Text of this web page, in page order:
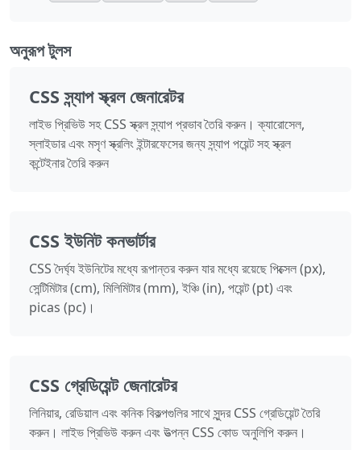
অনুরূপ টুলস
CSS স্ন্যাপ স্ক্রল জেনারেটর
লাইভ প্রিভিউ সহ CSS স্ক্রল স্ন্যাপ প্রভাব তৈরি করুন। ক্যারোসেল,
স্লাইডার এবং মসৃণ স্ক্রলিং ইন্টারফেসের জন্য স্ন্যাপ পয়েন্ট সহ স্ক্রল
কন্টেইনার তৈরি করুন
CSS ইউনিট কনভার্টার
CSS দৈর্ঘ্য ইউনিটের মধ্যে রূপান্তর করুন যার মধ্যে রয়েছে পিক্সেল (px),
সেন্টিমিটার (cm), মিলিমিটার (mm), ইঞ্চি (in), পয়েন্ট (pt) এবং
picas (pc)।
CSS গ্রেডিয়েন্ট জেনারেটর
লিনিয়ার, রেডিয়াল এবং কনিক বিকল্পগুলির সাথে সুন্দর CSS গ্রেডিয়েন্ট তৈরি
করুন। লাইভ প্রিভিউ করুন এবং উত্পন্ন CSS কোড অনুলিপি করুন।